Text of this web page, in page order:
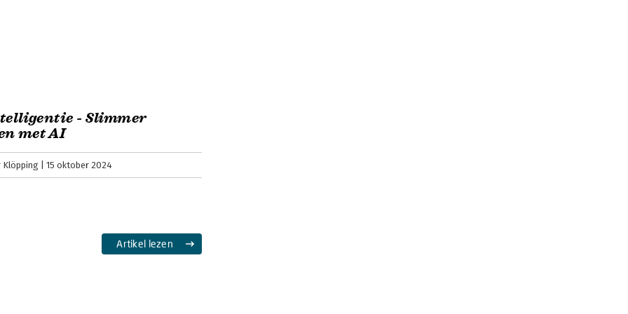
van potvissen analyseren...
we het graag zien. Een veelheid
wat aan hebben.
- ‘Mollick neemt het voortouw’
meer dan een handleiding; het is een
- Slimmer
met AI
Klöpping 15 oktober 2024
Artikel lezen